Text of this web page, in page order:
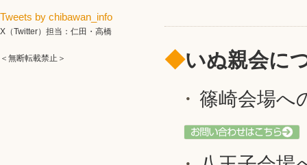
◆いぬ親会に
篠崎会場
Tweets by chibawan_info
X（Twitter）担当：仁田・高橋
＜無断転載禁止＞